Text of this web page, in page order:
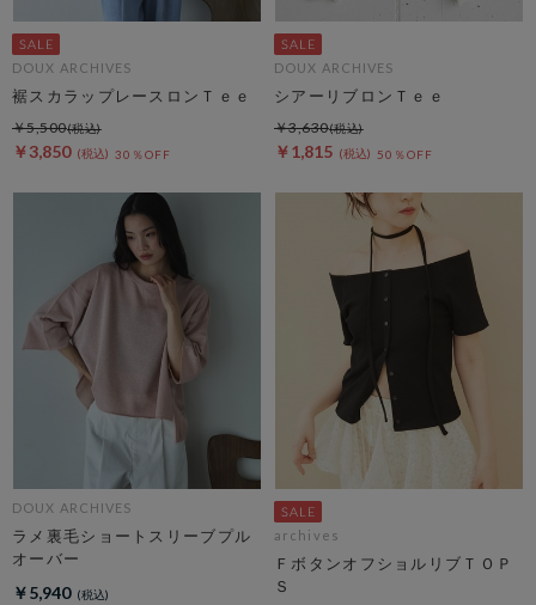
DOUX ARCHIVES
裾スカラップレースロンＴｅｅ
￥3,850 30％OFF
￥5,500
DOUX ARCHIVES
シアーリブロンＴｅｅ
￥1,815 50％OFF
￥3,630
DOUX ARCHIVES
ラメ裏毛ショートスリーブプル
オーバー
￥5,940
archives
ＦボタンオフショルリブＴＯＰ
Ｓ